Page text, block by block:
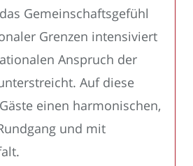
Gemeinschaftsgefühl
Grenzen intensiviert
Anspruch der
Auf diese
einen harmonischen,
und mit